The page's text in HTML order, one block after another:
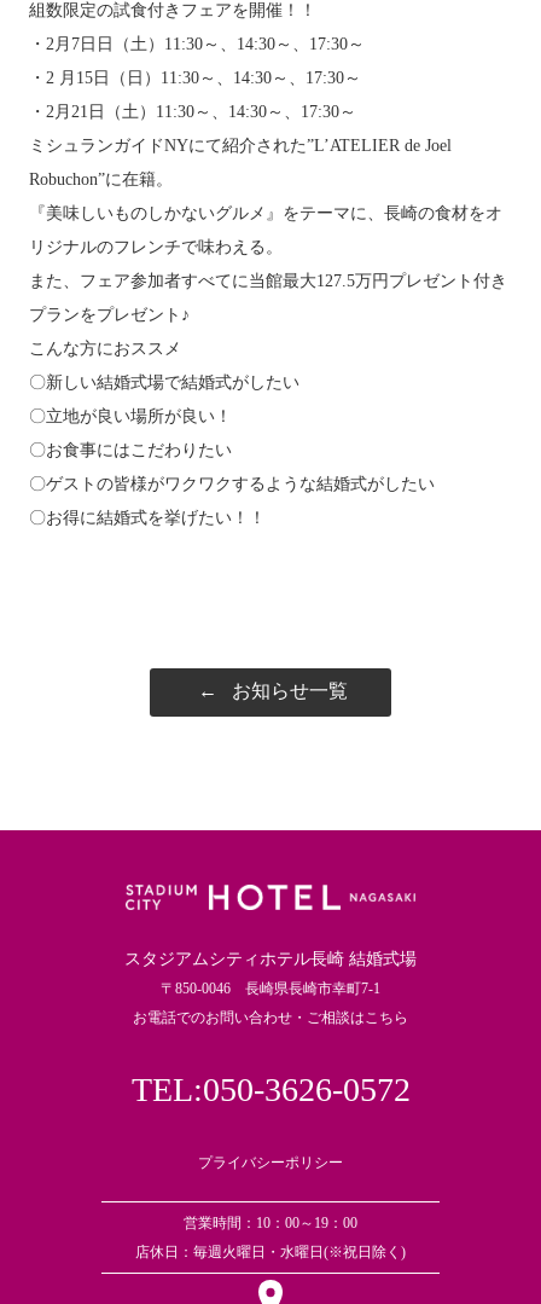
組数限定の試食付きフェアを開催！！
・2月7日日（土）11:30～、14:30～、17:30～
・2 月15日（日）11:30～、14:30～、17:30～
・2月21日（土）11:30～、14:30～、17:30～
ミシュランガイドNYにて紹介された”L’ATELIER de Joel
Robuchon”に在籍。
『美味しいものしかないグルメ』をテーマに、長崎の食材をオ
リジナルのフレンチで味わえる。
また、フェア参加者すべてに当館最大127.5万円プレゼント付き
プランをプレゼント♪
こんな方におススメ
〇新しい結婚式場で結婚式がしたい
〇立地が良い場所が良い！
〇お食事にはこだわりたい
〇ゲストの皆様がワクワクするような結婚式がしたい
〇お得に結婚式を挙げたい！！
← お知らせ一覧
スタジアムシティホテル長崎 結婚式場
〒850-0046 長崎県長崎市幸町7-1
お電話でのお問い合わせ・ご相談はこちら
TEL:050-3626-0572
プライバシーポリシー
営業時間：10：00～19：00
店休日：毎週火曜日・水曜日(※祝日除く)